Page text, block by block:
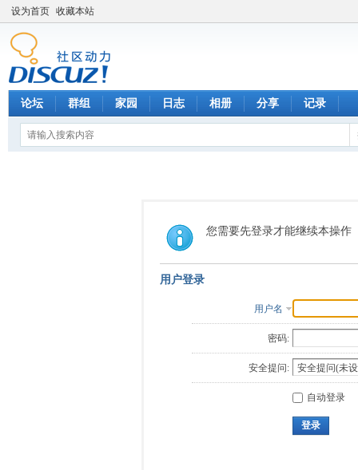
设为首页 收藏本站
论坛 群组 家园 日志 相册 分享 记录
您需要先登录才能继续本操作
用户登录
用户名
密码:
安全提问:
自动登录
登录